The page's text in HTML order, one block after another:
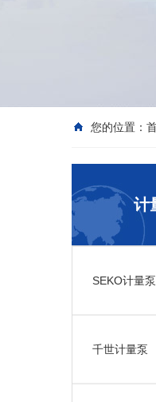
您的位置：
计
SEKO计量泵
千世计量泵